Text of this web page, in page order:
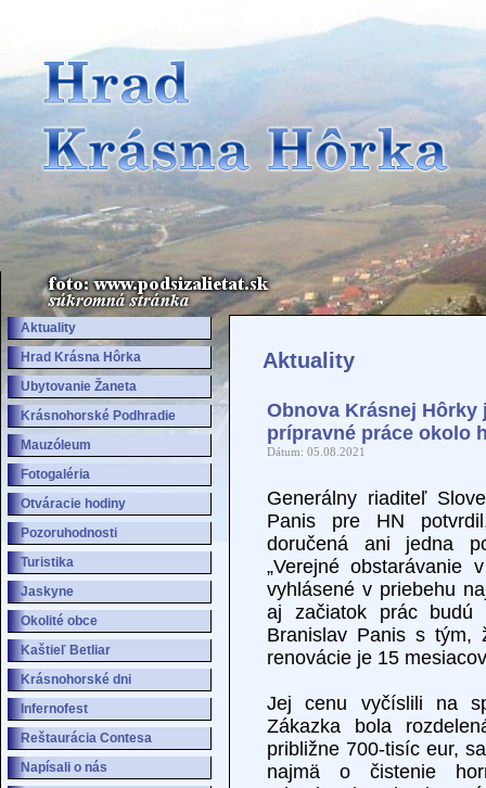
Aktuality
Hrad Krásna Hôrka
Ubytovanie Žaneta
Krásnohorské Podhradie
Mauzóleum
Fotogaléria
Otváracie hodiny
Pozoruhodnosti
Turistika
Jaskyne
Okolité obce
Kaštieľ Betliar
Krásnohorské dni
Infernofest
Reštaurácia Contesa
Napísali o nás